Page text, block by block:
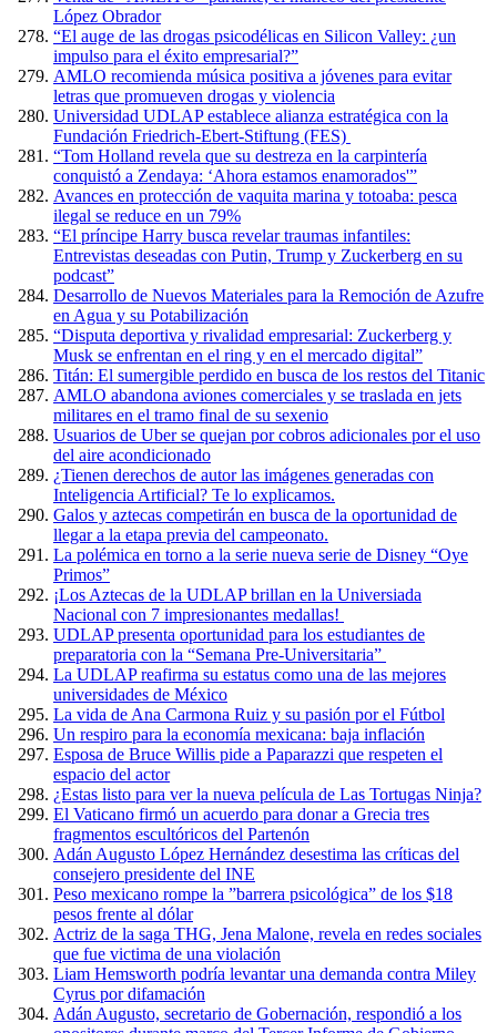
López Obrador
“El auge de las drogas psicodélicas en Silicon Valley: ¿un
impulso para el éxito empresarial?”
AMLO recomienda música positiva a jóvenes para evitar
letras que promueven drogas y violencia
Universidad UDLAP establece alianza estratégica con la
Fundación Friedrich-Ebert-Stiftung (FES)
“Tom Holland revela que su destreza en la carpintería
conquistó a Zendaya: ‘Ahora estamos enamorados'”
Avances en protección de vaquita marina y totoaba: pesca
ilegal se reduce en un 79%
“El príncipe Harry busca revelar traumas infantiles:
Entrevistas deseadas con Putin, Trump y Zuckerberg en su
podcast”
Desarrollo de Nuevos Materiales para la Remoción de Azufre
en Agua y su Potabilización
“Disputa deportiva y rivalidad empresarial: Zuckerberg y
Musk se enfrentan en el ring y en el mercado digital”
Titán: El sumergible perdido en busca de los restos del Titanic
AMLO abandona aviones comerciales y se traslada en jets
militares en el tramo final de su sexenio
Usuarios de Uber se quejan por cobros adicionales por el uso
del aire acondicionado
¿Tienen derechos de autor las imágenes generadas con
Inteligencia Artificial? Te lo explicamos.
Galos y aztecas competirán en busca de la oportunidad de
llegar a la etapa previa del campeonato.
La polémica en torno a la serie nueva serie de Disney “Oye
Primos”
¡Los Aztecas de la UDLAP brillan en la Universiada
Nacional con 7 impresionantes medallas!
UDLAP presenta oportunidad para los estudiantes de
preparatoria con la “Semana Pre-Universitaria”
La UDLAP reafirma su estatus como una de las mejores
universidades de México
La vida de Ana Carmona Ruiz y su pasión por el Fútbol
Un respiro para la economía mexicana: baja inflación
Esposa de Bruce Willis pide a Paparazzi que respeten el
espacio del actor
¿Estas listo para ver la nueva película de Las Tortugas Ninja?
El Vaticano firmó un acuerdo para donar a Grecia tres
fragmentos escultóricos del Partenón
Adán Augusto López Hernández desestima las críticas del
consejero presidente del INE
Peso mexicano rompe la ”barrera psicológica” de los $18
pesos frente al dólar
Actriz de la saga THG, Jena Malone, revela en redes sociales
que fue victima de una violación
Liam Hemsworth podría levantar una demanda contra Miley
Cyrus por difamación
Adán Augusto, secretario de Gobernación, respondió a los